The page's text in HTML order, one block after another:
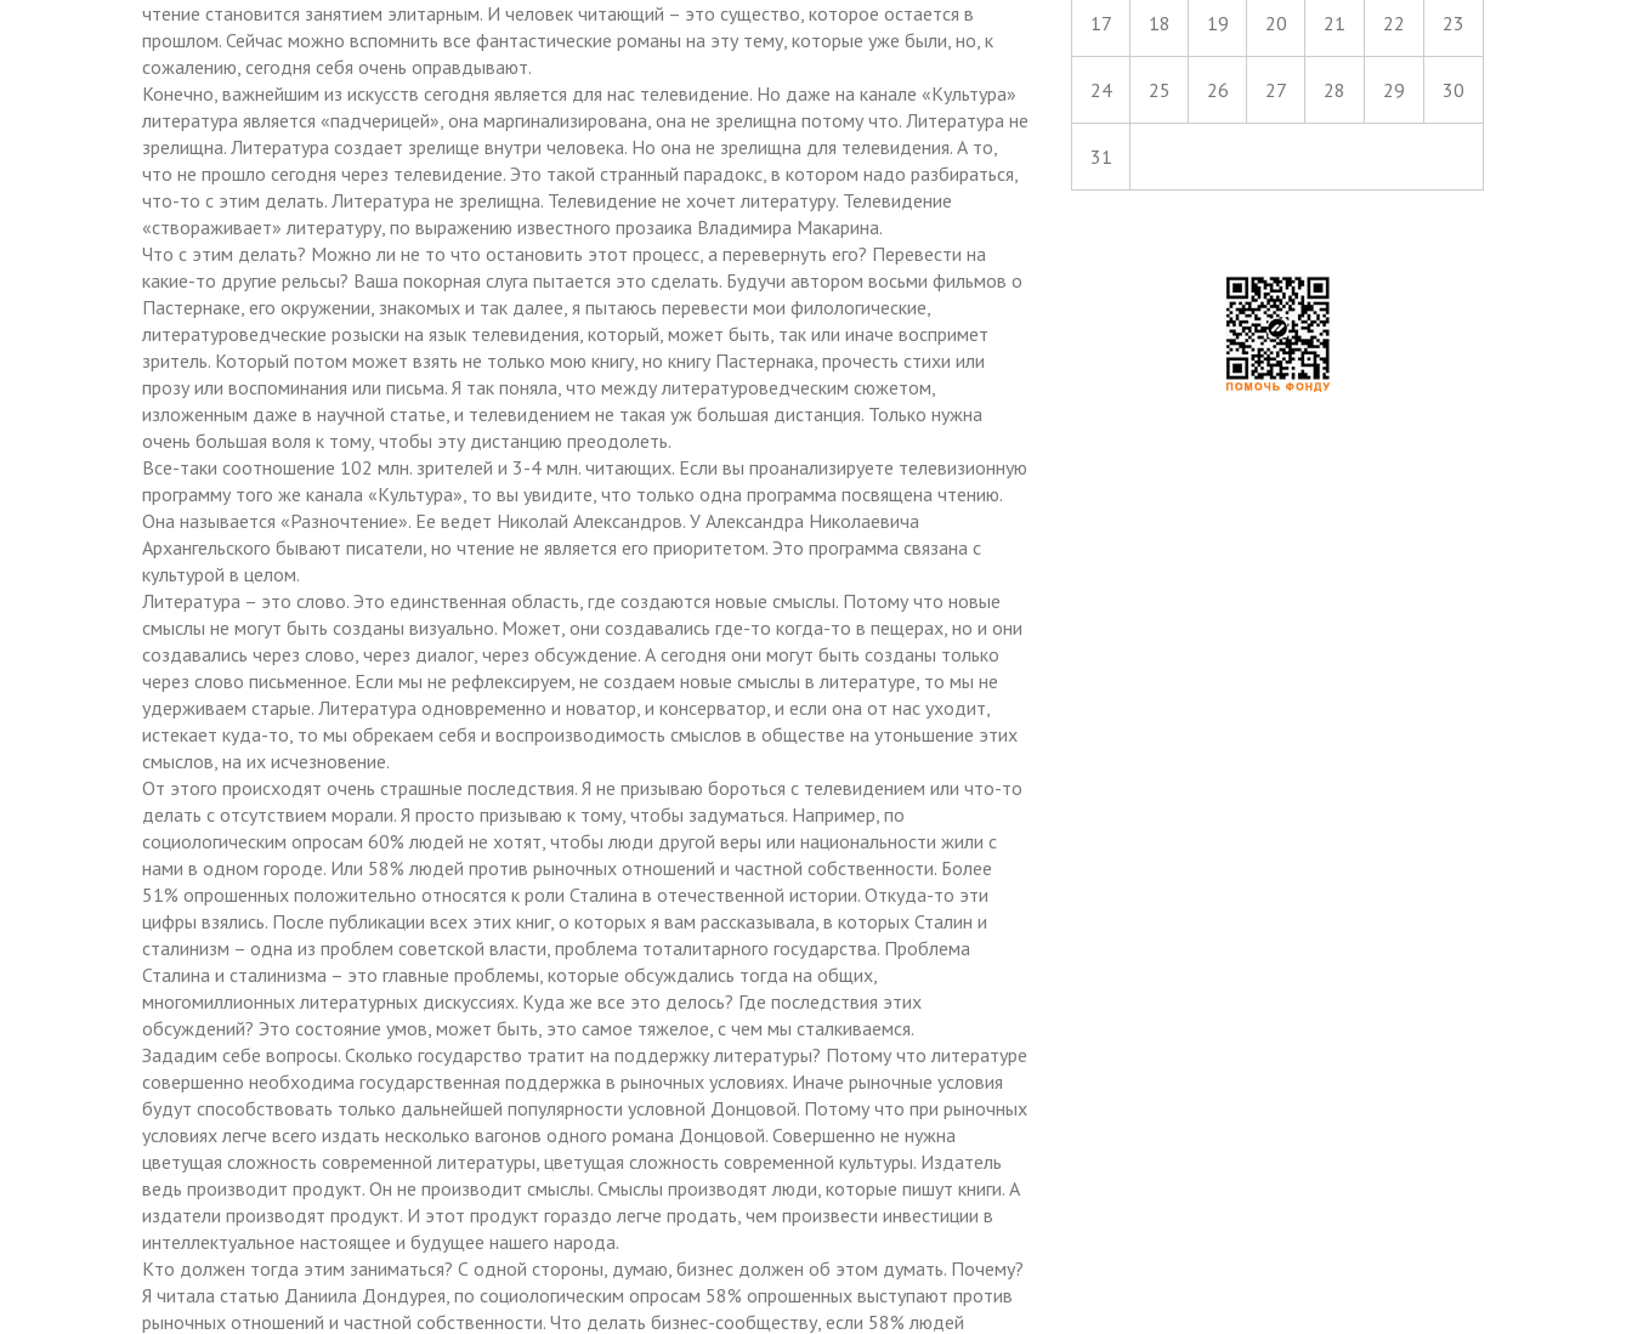
чтение становится занятием элитарным. И человек читающий – это существо, которое остается в
прошлом. Сейчас можно вспомнить все фантастические романы на эту тему, которые уже были, но, к
сожалению, сегодня себя очень оправдывают.
Конечно, важнейшим из искусств сегодня является для нас телевидение. Но даже на канале «Культура»
литература является «падчерицей», она маргинализирована, она не зрелищна потому что. Литература не
зрелищна. Литература создает зрелище внутри человека. Но она не зрелищна для телевидения. А то,
что не прошло сегодня через телевидение. Это такой странный парадокс, в котором надо разбираться,
что-то с этим делать. Литература не зрелищна. Телевидение не хочет литературу. Телевидение
«створаживает» литературу, по выражению известного прозаика Владимира Макарина.
Что с этим делать? Можно ли не то что остановить этот процесс, а перевернуть его? Перевести на
какие-то другие рельсы? Ваша покорная слуга пытается это сделать. Будучи автором восьми фильмов о
Пастернаке, его окружении, знакомых и так далее, я пытаюсь перевести мои филологические,
литературоведческие розыски на язык телевидения, который, может быть, так или иначе воспримет
зритель. Который потом может взять не только мою книгу, но книгу Пастернака, прочесть стихи или
прозу или воспоминания или письма. Я так поняла, что между литературоведческим сюжетом,
изложенным даже в научной статье, и телевидением не такая уж большая дистанция. Только нужна
очень большая воля к тому, чтобы эту дистанцию преодолеть.
Все-таки соотношение 102 млн. зрителей и 3-4 млн. читающих. Если вы проанализируете телевизионную
программу того же канала «Культура», то вы увидите, что только одна программа посвящена чтению.
Она называется «Разночтение». Ее ведет Николай Александров. У Александра Николаевича
Архангельского бывают писатели, но чтение не является его приоритетом. Это программа связана с
культурой в целом.
Литература – это слово. Это единственная область, где создаются новые смыслы. Потому что новые
смыслы не могут быть созданы визуально. Может, они создавались где-то когда-то в пещерах, но и они
создавались через слово, через диалог, через обсуждение. А сегодня они могут быть созданы только
через слово письменное. Если мы не рефлексируем, не создаем новые смыслы в литературе, то мы не
удерживаем старые. Литература одновременно и новатор, и консерватор, и если она от нас уходит,
истекает куда-то, то мы обрекаем себя и воспроизводимость смыслов в обществе на утоньшение этих
смыслов, на их исчезновение.
От этого происходят очень страшные последствия. Я не призываю бороться с телевидением или что-то
делать с отсутствием морали. Я просто призываю к тому, чтобы задуматься. Например, по
социологическим опросам 60% людей не хотят, чтобы люди другой веры или национальности жили с
нами в одном городе. Или 58% людей против рыночных отношений и частной собственности. Более
51% опрошенных положительно относятся к роли Сталина в отечественной истории. Откуда-то эти
цифры взялись. После публикации всех этих книг, о которых я вам рассказывала, в которых Сталин и
сталинизм – одна из проблем советской власти, проблема тоталитарного государства. Проблема
Сталина и сталинизма – это главные проблемы, которые обсуждались тогда на общих,
многомиллионных литературных дискуссиях. Куда же все это делось? Где последствия этих
обсуждений? Это состояние умов, может быть, это самое тяжелое, с чем мы сталкиваемся.
Зададим себе вопросы. Сколько государство тратит на поддержку литературы? Потому что литературе
совершенно необходима государственная поддержка в рыночных условиях. Иначе рыночные условия
будут способствовать только дальнейшей популярности условной Донцовой. Потому что при рыночных
условиях легче всего издать несколько вагонов одного романа Донцовой. Совершенно не нужна
цветущая сложность современной литературы, цветущая сложность современной культуры. Издатель
ведь производит продукт. Он не производит смыслы. Смыслы производят люди, которые пишут книги. А
издатели производят продукт. И этот продукт гораздо легче продать, чем произвести инвестиции в
интеллектуальное настоящее и будущее нашего народа.
Кто должен тогда этим заниматься? С одной стороны, думаю, бизнес должен об этом думать. Почему?
Я читала статью Даниила Дондурея, по социологическим опросам 58% опрошенных выступают против
рыночных отношений и частной собственности. Что делать бизнес-сообществу, если 58% людей
17 18 19 20 21 22 23
24 25 26 27 28 29 30
31